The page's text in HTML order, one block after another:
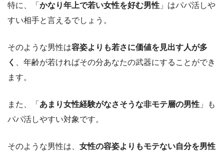
特に、「 かなり年上で若い女性を好む男性 」はパパ活しや
すい相手と言えるでしょう。
そのような男性は容姿よりも若さに価値を見出す人が多
く
、年齢が若ければその分あなたの武器にすることができ
ます。
また、「 あまり女性経験がなさそうな非モテ層の男性 」も
パパ活しやすい対象です。
そのような男性は、 女性の容姿よりもモテない自分を男性